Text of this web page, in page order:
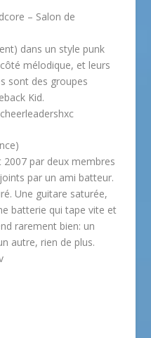
– Salon de
dans un style punk
mélodique, et leurs
sont des groupes
Kid.
par deux membres
par un ami batteur.
Une guitare saturée,
batterie qui tape vite et
rarement bien: un
autre, rien de plus.